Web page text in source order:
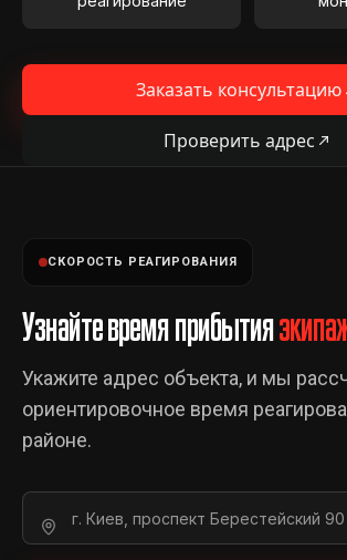
Заказать консультацию
Проверить адрес
СКОРОСТЬ РЕАГИРОВАНИЯ
Узнайте время прибытия
Укажите адрес объекта, и мы
ориентировочное время
районе.